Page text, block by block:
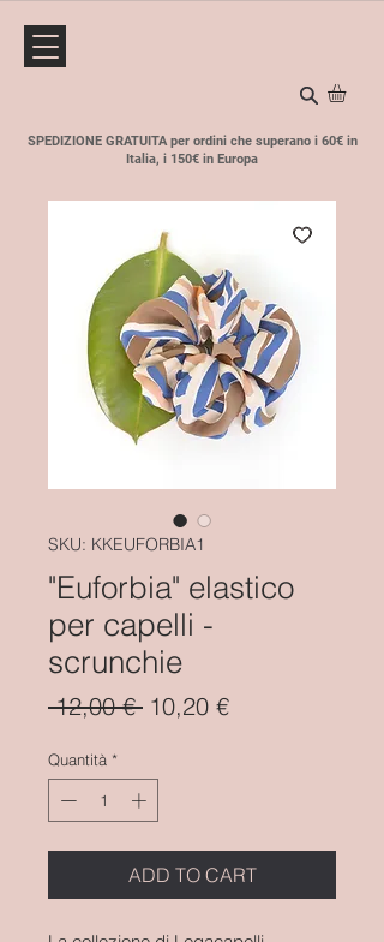
SPEDIZIONE GRATUITA per ordini che superano i 60€ in
Italia, i 150€ in Europa
SKU: KKEUFORBIA1
"Euforbia" elastico
per capelli -
scrunchie
12,00 € Prezzo
10,20 €Prezzo
Quantità *
ADD TO CART